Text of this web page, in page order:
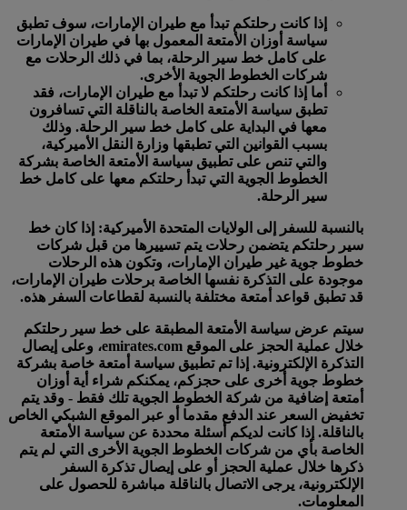
إذا كانت رحلتكم تبدأ مع طيران الإمارات، سوف تطبق
سياسة أوزان الأمتعة المعمول بها في طيران الإمارات
على كامل خط سير الرحلة، بما في ذلك الرحلات مع
شركات الخطوط الجوية الأخرى.
أما إذا كانت رحلتكم لا تبدأ مع طيران الإمارات، فقد
تطبق سياسة الأمتعة الخاصة بالناقلة التي تسافرون
معها في البداية على كامل خط سير الرحلة. وذلك
بسبب القوانين التي تطبقها وزارة النقل الأميركية،
والتي تنص على تطبيق سياسة الأمتعة الخاصة بشركة
الخطوط الجوية التي تبدأ رحلتكم معها على كامل خط
سير الرحلة.
بالنسبة للسفر إلى الولايات المتحدة الأميركية: إذا كان خط
سير رحلتكم يتضمن رحلات يتم تسييرها من قبل شركات
خطوط جوية غير طيران الإمارات، وتكون هذه الرحلات
موجودة على التذكرة نفسها الخاصة برحلات طيران الإمارات،
قد تطبق قواعد أمتعة مختلفة بالنسبة لقطاعات السفر هذه.
سيتم عرض سياسة الأمتعة المطبقة على خط سير رحلتكم
خلال عملية الحجز على الموقع emirates.com، وعلى إيصال
التذكرة الإلكترونية. إذا تم تطبيق سياسة أمتعة خاصة بشركة
خطوط جوية أخرى على حجزكم، يمكنكم شراء أية أوزان
أمتعة إضافية من شركة الخطوط الجوية تلك فقط - وقد يتم
تخفيض السعر عند الدفع مقدما أو عبر الموقع الشبكي الخاص
بالناقلة. إذا كانت لديكم أسئلة محددة عن سياسة الأمتعة
الخاصة بأي من شركات الخطوط الجوية الأخرى التي لم يتم
ذكرها خلال عملية الحجز أو على إيصال تذكرة السفر
الإلكترونية، يرجى الاتصال بالناقلة مباشرة للحصول على
المعلومات.